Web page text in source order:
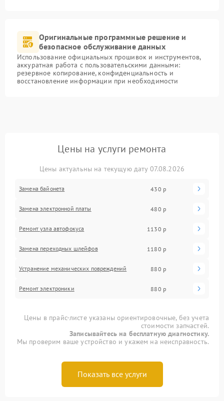
Оригинальные программные решение и
безопасное обслуживание данных
Использование официальных прошивок и инструментов,
аккуратная работа с пользовательскими данными:
резервное копирование, конфиденциальность и
восстановление информации при необходимости
Цены на услуги ремонта
Цены актуальны на текущую дату 07.08.2026
Замена байонета 430 р
Замена электронной платы 480 р
Ремонт узла автофокуса 1130 р
Замена переходных шлейфов 1180 р
Устранение механических повреждений 880 р
Ремонт электроники 880 р
Цены в прайс-листе указаны ориентировочные, без учета
стоимости запчастей.
Записывайтесь на бесплатную диагностику.
Мы проверим ваше устройство и укажем на неисправность.
Показать все услуги